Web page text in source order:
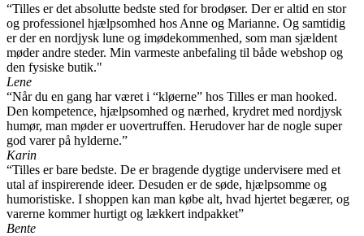
“Tilles er det absolutte bedste sted for brodøser. Der er altid en stor
og professionel hjælpsomhed hos Anne og Marianne. Og samtidig
er der en nordjysk lune og imødekommenhed, som man sjældent
møder andre steder. Min varmeste anbefaling til både webshop og
den fysiske butik."
Lene
“Når du en gang har været i “kløerne” hos Tilles er man hooked.
Den kompetence, hjælpsomhed og nærhed, krydret med nordjysk
humør, man møder er uovertruffen. Herudover har de nogle super
god varer på hylderne.”
Karin
“Tilles er bare bedste. De er bragende dygtige undervisere med et
utal af inspirerende ideer. Desuden er de søde, hjælpsomme og
humoristiske. I shoppen kan man købe alt, hvad hjertet begærer, og
varerne kommer hurtigt og lækkert indpakket”
Bente